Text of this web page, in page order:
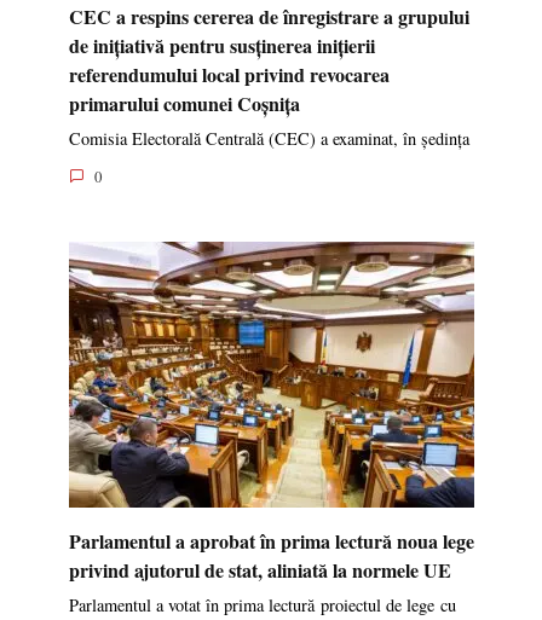
CEC a respins cererea de înregistrare a grupului
de inițiativă pentru susținerea inițierii
referendumului local privind revocarea
primarului comunei Coșnița
Comisia Electorală Centrală (CEC) a examinat, în ședința
0
Parlamentul a aprobat în prima lectură noua lege
privind ajutorul de stat, aliniată la normele UE
Parlamentul a votat în prima lectură proiectul de lege cu